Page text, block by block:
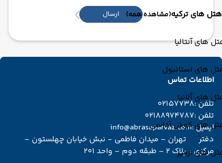
هتل های ترکیه(مشاهده همه)
های آنتالیا
های استانبول
های آلانیا
های کوش آداسی
های ازمیر
ارسال
اطلاعات تماس
تلفن :02157738
تلفن :02188974787
ایمیل :info@abrasaparvaz.com
دفتر
مرکزی :
تهران – میدان فاطمی - نبش خیابان چهلستون –
پلاک 2 – طبقه دوم – واحد 201